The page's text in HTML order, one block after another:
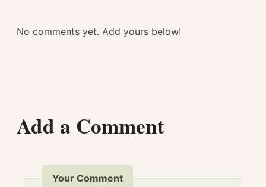
No comments yet. Add yours below!
Add a Comment
Your Comment